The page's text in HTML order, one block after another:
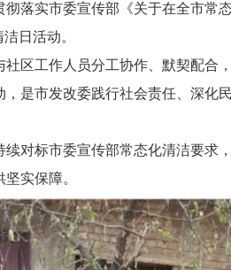
落实市委宣传部《关于在全市常
日活动。
区工作人员分工协作、默契配合
是市发改委践行社会责任、深化
对标市委宣传部常态化清洁要求
实保障。